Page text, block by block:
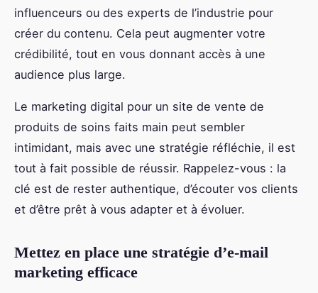
influenceurs ou des experts de l’industrie pour
créer du contenu. Cela peut augmenter votre
crédibilité, tout en vous donnant accès à une
audience plus large.
Le marketing digital pour un site de vente de
produits de soins faits main peut sembler
intimidant, mais avec une stratégie réfléchie, il est
tout à fait possible de réussir. Rappelez-vous : la
clé est de rester authentique, d’écouter vos clients
et d’être prêt à vous adapter et à évoluer.
Mettez en place une stratégie d’e-mail
marketing efficace